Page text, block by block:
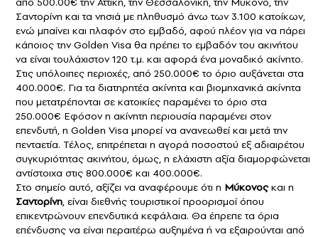
Σαντορίνη και τα νησιά με πληθυσμό άνω των 3.100 κατοίκων,
ενώ μπαίνει και πλαφόν στο εμβαδό, αφού πλέον για να πάρει
κάποιος την Golden Visa θα πρέπει το εμβαδόν του ακινήτου
να είναι τουλάχιστον 120 τ.μ. και αφορά ένα μοναδικό ακίνητο.
Στις υπόλοιπες περιοχές, από 250.000€ το όριο αυξάνεται στα
400.000€. Για τα διατηρητέα ακίνητα και βιομηχανικά ακίνητα
που μετατρέπονται σε κατοικίες παραμένει το όριο στα
250.000€ Εφόσον η ακίνητη περιουσία παραμένει στον
επενδυτή, η Golden Visa μπορεί να ανανεωθεί και μετά την
πενταετία. Τέλος, επιτρέπεται η αγορά ποσοστού εξ αδιαιρέτου
συγκυριότητας ακινήτου, όμως, η ελάχιστη αξία διαμορφώνεται
αντίστοιχα στις 800.000€ και 400.000€.
Στο σημείο αυτό, αξίζει να αναφέρουμε ότι η Μύκονοςκαι η
Σαντορίνη, είναι διεθνής τουριστικοί προορισμοί όπου
επικεντρώνουν επενδυτικά κεφάλαια. Θα έπρεπε τα όρια
επένδυσης να είναι περαιτέρω αυξημένα ή να εξαιρούνται από